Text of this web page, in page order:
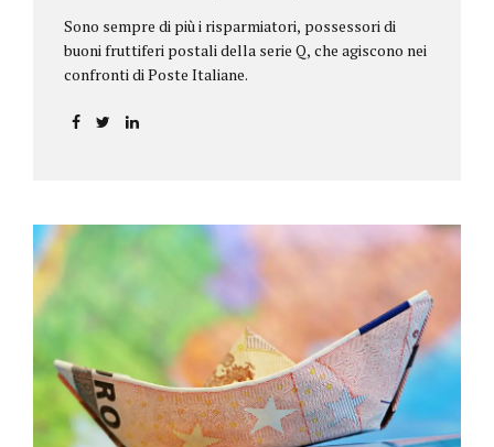
Sono sempre di più i risparmiatori, possessori di
buoni fruttiferi postali della serie Q, che agiscono nei
confronti di Poste Italiane.